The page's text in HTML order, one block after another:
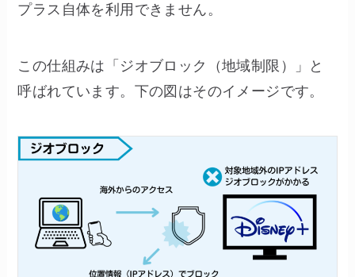
プラス自体を利用できません。
この仕組みは「ジオブロック（地域制限）」と
呼ばれています。下の図はそのイメージです。